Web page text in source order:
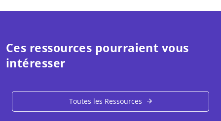
Ces ressources pourraient vous
intéresser
Toutes les Ressources